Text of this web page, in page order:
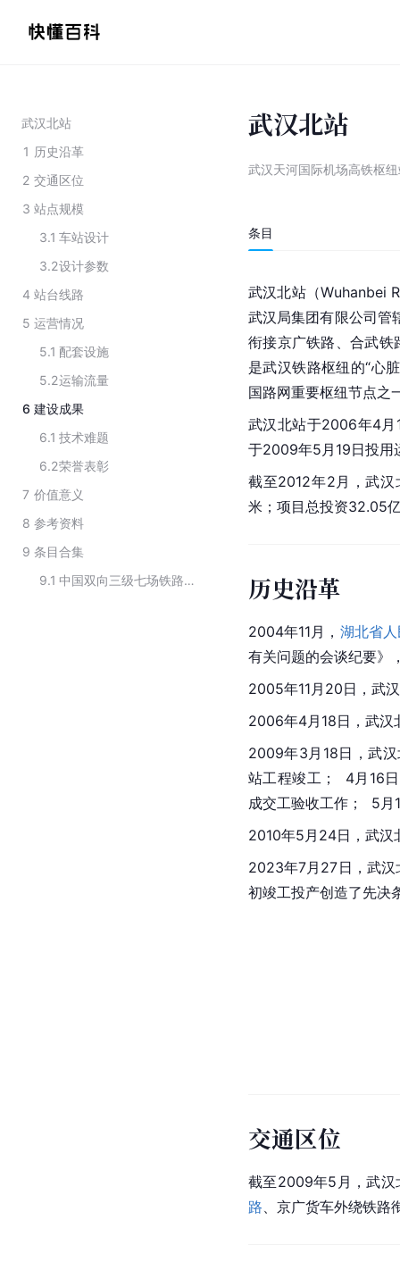
武汉北站
1 历史沿革
2 交通区位
3 站点规模
3.1 车站设计
3.2设计参数
4 站台线路
5 运营情况
5.1 配套设施
5.2运输流量
6 建设成果
6.1 技术难题
6.2荣誉表彰
7 价值意义
8 参考资料
9 条目合集
9.1
中国双向三级七场铁路编组车站
武汉北站
武汉天河国际机场高铁枢
条目
武汉北站（Wuhanbei
武汉局集团有限公司管
衔接京广铁路、合武铁
是武汉铁路枢纽的“心
国路网重要枢纽节点之
武汉北站于2006年4
于2009年5月19日投用
截至2012年2月，武
米；项目总投资32.05
历史沿革
2004年11月， 湖北省
有关问题的会谈纪要》
2005年11月20日，武
2006年4月18日，武汉
2009年3月18日，武
站工程竣工；  4月16
成交工验收工作；  5
2010年5月24日，武汉
2023年7月27日，武汉
初竣工投产创造了先决
交通区位
截至2009年5月，武汉
路 、京广货车外绕铁路